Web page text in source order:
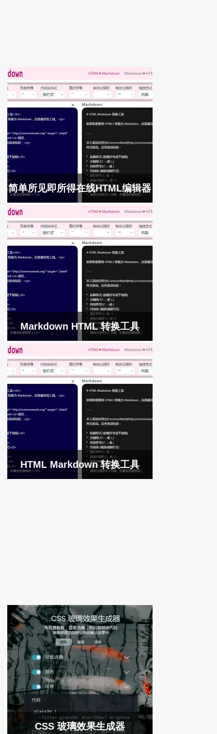
简单所见即所得在线HTML编辑器
Markdown HTML 转换工具
HTML Markdown 转换工具
CSS 玻璃效果生成器